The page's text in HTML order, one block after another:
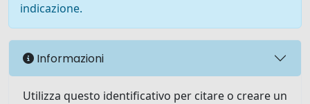
indicazione.
Informazioni
Utilizza questo identificativo per citare o creare un